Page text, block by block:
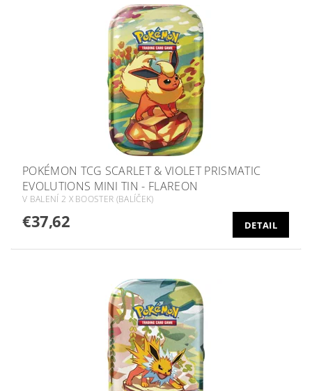
POKÉMON TCG SCARLET & VIOLET PRISMATIC
EVOLUTIONS MINI TIN - FLAREON
V BALENÍ 2 X BOOSTER (BALÍČEK)
€37,62 DETAIL